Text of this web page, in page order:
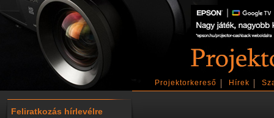
Projektorkereső Hírek
Feliratkozás hírlevélre